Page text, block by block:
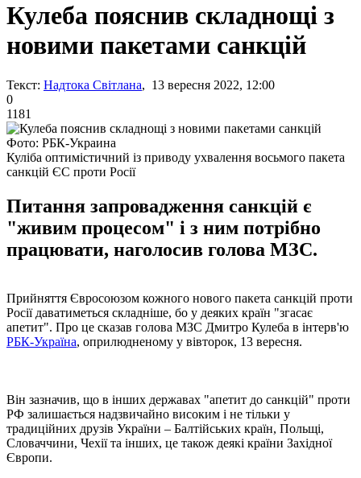
Кулеба пояснив складнощі з
новими пакетами санкцій
Текст: Надтока Світлана, 13 вересня 2022, 12:00
0
1181
Фото: РБК-Украина
Куліба оптимістичний із приводу ухвалення восьмого пакета
санкцій ЄС проти Росії
Питання запровадження санкцій є
"живим процесом" і з ним потрібно
працювати, наголосив голова МЗС.
Прийняття Євросоюзом кожного нового пакета санкцій проти
Росії даватиметься складніше, бо у деяких країн "згасає
апетит". Про це сказав голова МЗС Дмитро Кулеба в інтерв'ю
РБК-Україна, оприлюдненому у вівторок, 13 вересня.
Він зазначив, що в інших державах "апетит до санкцій" проти
РФ залишається надзвичайно високим і не тільки у
традиційних друзів України – Балтійських країн, Польщі,
Словаччини, Чехії та інших, це також деякі країни Західної
Європи.